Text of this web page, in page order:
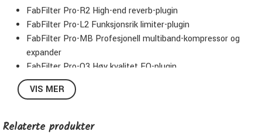
FabFilter Pro-R2 High-end reverb-plugin
FabFilter Pro-L2 Funksjonsrik limiter-plugin
FabFilter Pro-MB Profesjonell multiband-kompressor og
expander
FabFilter Pro-Q3 Høy kvalitet EQ-plugin
FabFilter Pro-C2 Profesjonell kompressor-plugin
FabFilter Pro-DS Intelligent de-Esser
FabFilter Saturn Multiband distortions/saturations-plugin
VIS MER
Relaterte produkter